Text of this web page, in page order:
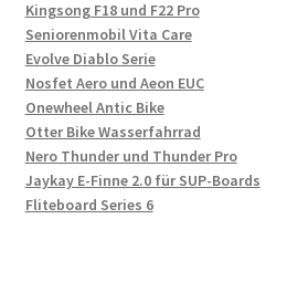
Kingsong F18 und F22 Pro
Seniorenmobil Vita Care
Evolve Diablo Serie
Nosfet Aero und Aeon EUC
Onewheel Antic Bike
Otter Bike Wasserfahrrad
Nero Thunder und Thunder Pro
Jaykay E-Finne 2.0 für SUP-Boards
Fliteboard Series 6